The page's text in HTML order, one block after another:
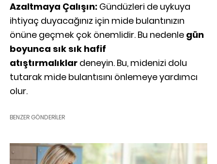
Azaltmaya Çalışın: Gündüzleri de uykuya
ihtiyaç duyacağınız için mide bulantınızın
önüne geçmek çok önemlidir. Bu nedenle gün
boyunca sık sık hafif
atıştırmalıklar deneyin. Bu, midenizi dolu
tutarak mide bulantısını önlemeye yardımcı
olur.
BENZER GÖNDERILER